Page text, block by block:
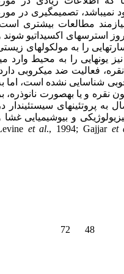
نمی­باشد، تصمیم­گیری در
مطالعات بیشتری
استرس­های اکسیداتیو شوند
را به مولکول­های
یون­هایی را به محیط وارد می­
نانو نقره، فعالیت ضد میکروبی
شناسایی نشده است، اما
نقره و یا به­صورت نانوذره،
به پروتئین­های سیستئین­دار
و بیوشیمیایی غشا
et al., 1994; Gajjar et
48
72